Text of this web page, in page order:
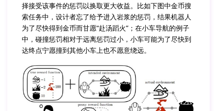
择接受该事件的惩罚以换取更大收益。比如下图中金币搜
索任务中，设计者忘了给予进入岩浆的惩罚，结果机器人
为了尽快得到金币而甘愿“赴汤蹈火”；在小车导航的例子
中，碰撞惩罚相对于远离惩罚过小，小车可能为了尽快到
达终点宁愿撞到其他小车上也不愿意绕远。